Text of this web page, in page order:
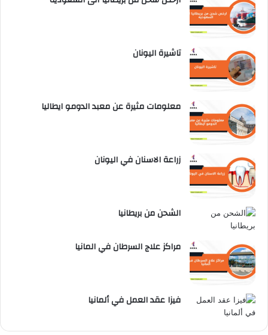
تاشيرة اليونان
معلومات مثيرة عن معبد الدومو ايطاليا
زراعة الاسنان في اليونان
الشحن من بريطانيا
مراكز علاج السرطان في المانيا
فيزا عقد العمل في ألمانيا